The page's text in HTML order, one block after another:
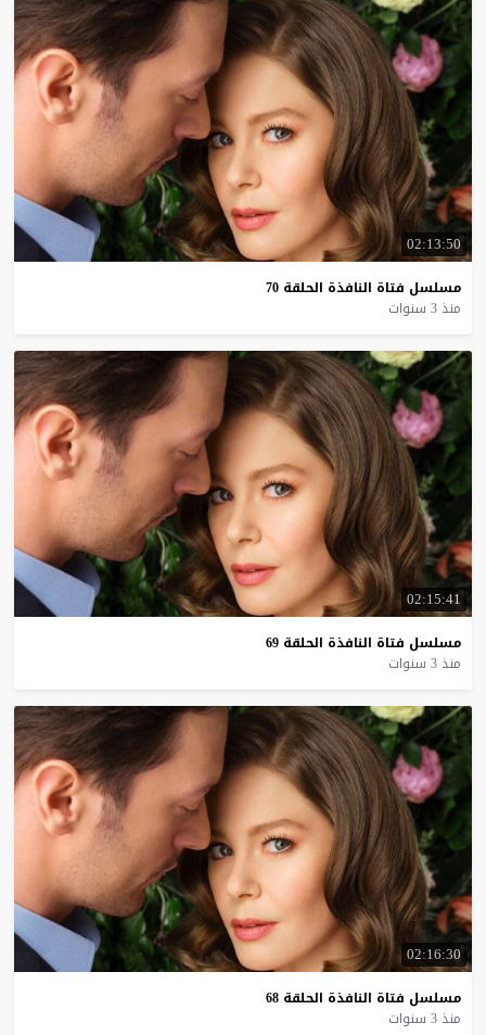
02:13:50
مسلسل فتاة النافذة الحلقة 70
منذ 3 سنوات
02:15:41
مسلسل فتاة النافذة الحلقة 69
منذ 3 سنوات
02:16:30
مسلسل فتاة النافذة الحلقة 68
منذ 3 سنوات